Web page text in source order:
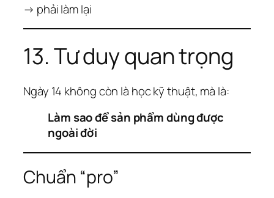
→ phải làm lại
13. Tư duy quan trọng
Ngày 14 không còn là học kỹ thuật, mà là:
Làm sao để sản phẩm dùng được
ngoài đời
Chuẩn “pro”